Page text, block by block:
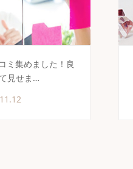
ミ集めました！良
見せま…